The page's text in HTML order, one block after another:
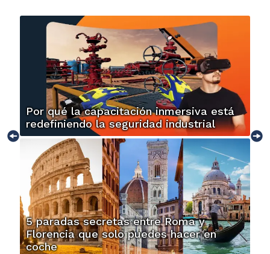
Por qué la capacitación inmersiva está
redefiniendo la seguridad industrial
5 paradas secretas entre Roma y
Florencia que solo puedes hacer en
coche